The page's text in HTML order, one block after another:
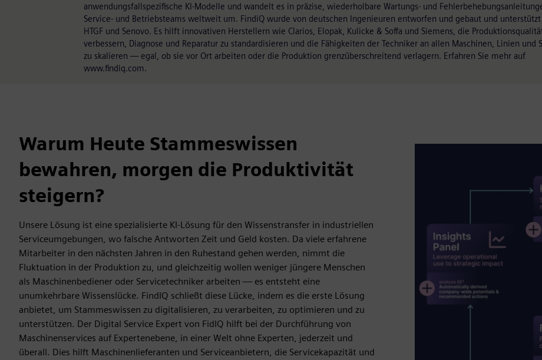
anwendungsfallspezifische KI-Modelle und wandelt es in präzise, wiederholbare Wartungs- und
Service- und Betriebsteams weltweit um. FindiQ wurde von deutschen Ingenieuren entworfen und gebaut und unterstützt
HTGF und Senovo. Es hilft innovativen Herstellern wie Clarios, Elopak, Kulicke & Soffa und Siemens, die
verbessern, Diagnose und Reparatur zu standardisieren und die Fähigkeiten der Techniker an allen Maschinen, Linien und
zu skalieren — egal, ob sie vor Ort arbeiten oder die Produktion grenzüberschreitend verlagern. Erfahren Sie mehr auf
www.findiq.com.
Warum Heute Stammeswissen
bewahren, morgen die Produktivität
steigern?
Unsere Lösung ist eine spezialisierte KI-Lösung für den Wissenstransfer in industriellen
Serviceumgebungen, wo falsche Antworten Zeit und Geld kosten. Da viele erfahrene
Mitarbeiter in den nächsten Jahren in den Ruhestand gehen werden, nimmt die
Fluktuation in der Produktion zu, und gleichzeitig wollen weniger jüngere Menschen
als Maschinenbediener oder Servicetechniker arbeiten — es entsteht eine
unumkehrbare Wissenslücke. FindIQ schließt diese Lücke, indem es die erste Lösung
anbietet, um Stammeswissen zu digitalisieren, zu verarbeiten, zu optimieren und zu
unterstützen. Der Digital Service Expert von FidIQ hilft bei der Durchführung von
Maschinenservices auf Expertenebene, in einer Welt ohne Experten, jederzeit und
überall. Dies hilft Maschinenlieferanten und Serviceanbietern, die Servicekapazität und